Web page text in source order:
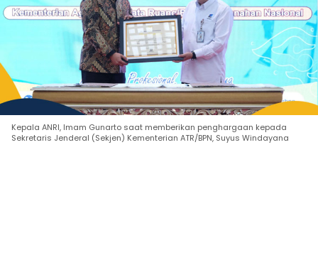
Kepala ANRI, Imam Gunarto saat memberikan penghargaan kepada
Sekretaris Jenderal (Sekjen) Kementerian ATR/BPN, Suyus Windayana